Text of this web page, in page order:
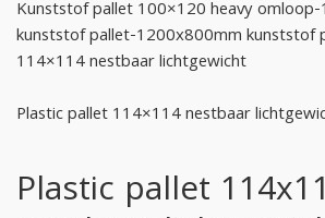
Kunststof pallet 100×120 heavy
kunststof pallet-1200x800mm kunststof
114×114 nestbaar lichtgewicht
Plastic pallet 114×114 nestbaar
Plastic pallet